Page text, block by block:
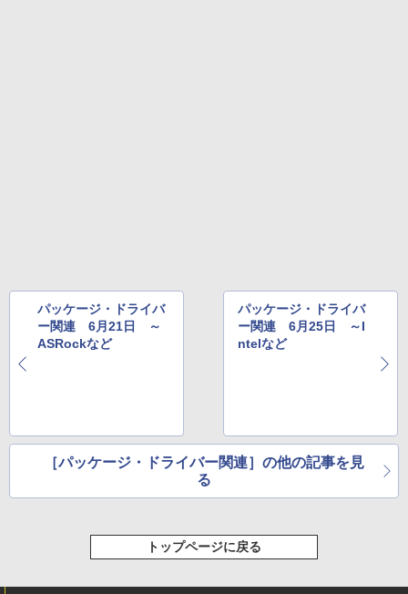
パッケージ・ドライバ
ー関連 6月21日 ～
ASRockなど
パッケージ・ドライバ
ー関連 6月25日 ～I
ntelなど
［パッケージ・ドライバー関連］の他の記事を見
る
トップページに戻る